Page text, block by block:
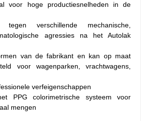
voor hoge productiesnelheden in de
tegen verschillende mechanische,
agressies na het Autolak
van de fabrikant en kan op maat
voor wagenparken, vrachtwagens,
verfeigenschappen
PPG colorimetrische systeem voor
mengen